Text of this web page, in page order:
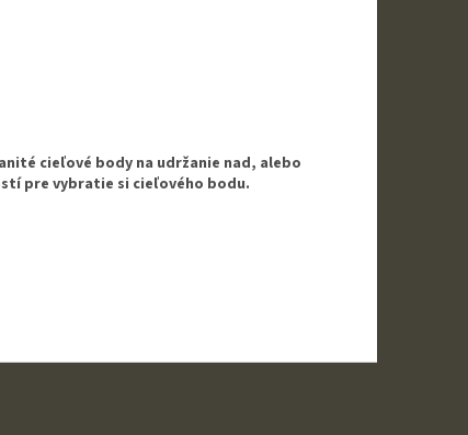
cieľové body na udržanie nad, alebo
pre vybratie si cieľového bodu.